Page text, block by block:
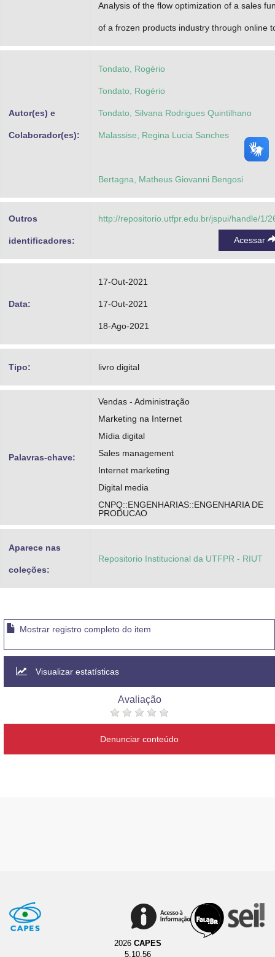
Analysis of the flow optimization of a sales
of a frozen products industry through online
Autor(es) e
Colaborador(es):
Tondato, Rogério
Tondato, Rogério
Tondato, Silvana Rodrigues Quintilhano
Malassise, Regina Lucia Sanches
Bertagna, Matheus Giovanni Bengosi
Outros
identificadores:
http://repositorio.utfpr.edu.br/jspui/handle/1/
Acessar
Data:
17-Out-2021
17-Out-2021
18-Ago-2021
Tipo: livro digital
Palavras-chave:
Vendas - Administração
Marketing na Internet
Mídia digital
Sales management
Internet marketing
Digital media
CNPQ::ENGENHARIAS::ENGENHARIA DE
PRODUCAO
Aparece nas
coleções:
Repositorio Institucional da UTFPR - RIUT
Mostrar registro completo do item
Visualizar estatísticas
Avaliação
Denunciar conteúdo
2026 CAPES
5.10.56